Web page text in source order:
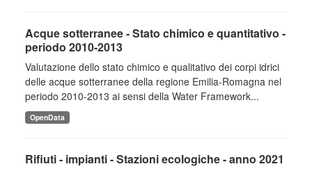
Acque sotterranee - Stato chimico e quantitativo -
periodo 2010-2013
Valutazione dello stato chimico e qualitativo dei corpi idrici
delle acque sotterranee della regione Emilia-Romagna nel
periodo 2010-2013 ai sensi della Water Framework...
OpenData
Rifiuti - impianti - Stazioni ecologiche - anno 2021